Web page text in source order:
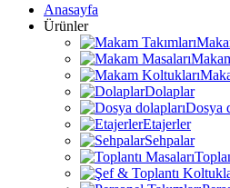
Anasayfa
Ürünler
Dolaplar
Dosya
Etajerler
Sehpalar